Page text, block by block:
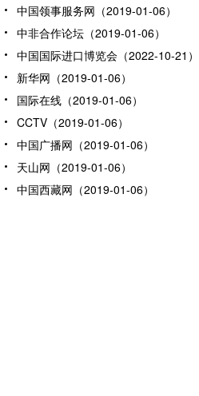
中国领事服务网（2019-01-06）
中非合作论坛（2019-01-06）
中国国际进口博览会（2022-10-21）
新华网（2019-01-06）
国际在线（2019-01-06）
CCTV（2019-01-06）
中国广播网（2019-01-06）
天山网（2019-01-06）
中国西藏网（2019-01-06）